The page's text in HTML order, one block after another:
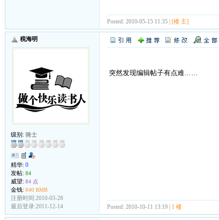
Posted: 2010-05-15 11:35 | [楼 主]
税海明
级别: 骑士
精华: 0
发帖: 84
威望: 84 点
金钱: 840 RMB
注册时间:2010-03-28
最后登录:2011-12-14
突然发现编辑帖子有点难……
Posted: 2010-10-11 13:19 | 1 楼